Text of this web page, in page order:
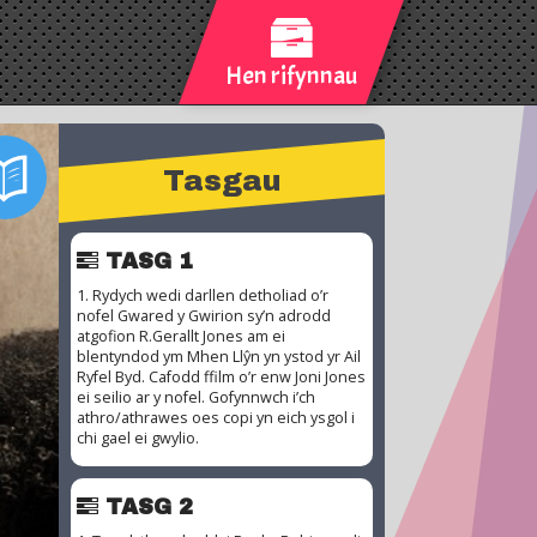
Hen rifynnau
Tasgau
TASG 1
1. Rydych wedi darllen detholiad o’r
nofel Gwared y Gwirion sy’n adrodd
atgofion R.Gerallt Jones am ei
blentyndod ym Mhen Llŷn yn ystod yr Ail
Ryfel Byd. Cafodd ffilm o’r enw Joni Jones
ei seilio ar y nofel. Gofynnwch i’ch
athro/athrawes oes copi yn eich ysgol i
chi gael ei gwylio.
TASG 2